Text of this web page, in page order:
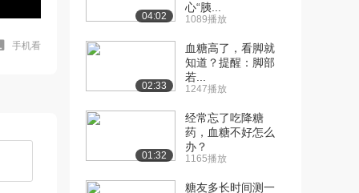
手机看
04:02
心“胰...
1089播放
02:33
血糖高了，看脚就
知道？提醒：脚部
若...
1247播放
01:32
经常忘了吃降糖
药，血糖不好怎么
办？
1165播放
糖友多长时间测一